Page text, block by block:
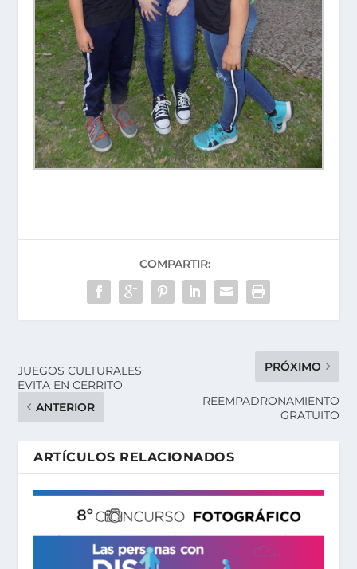
COMPARTIR:
JUEGOS CULTURALES
EVITA EN CERRITO
ANTERIOR
PRÓXIMO
REEMPADRONAMIENTO
GRATUITO
ARTÍCULOS RELACIONADOS